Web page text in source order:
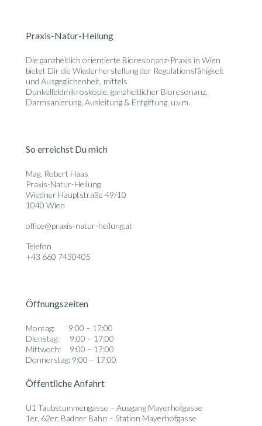
Praxis-Natur-Heilung
Die ganzheitlich orientierte Bioresonanz-Praxis in Wien
bietet Dir die Wiederherstellung der Regulationsfähigkeit
und Ausgeglichenheit, mittels
Dunkelfeldmikroskopie, ganzheitlicher Bioresonanz,
Darmsanierung, Ausleitung & Entgiftung, u.v.m.
So erreichst Du mich
Mag. Robert Haas
Praxis-Natur-Heilung
Wiedner Hauptstraße 49/10
1040 Wien
office@praxis-natur-heilung.at
Telefon
+43 660 7430405
Öffnungszeiten
Montag: 9:00 – 17:00
Dienstag: 9:00 – 17:00
Mittwoch: 9:00 – 17:00
Donnerstag: 9:00 – 17:00
Öffentliche Anfahrt
U1 Taubstummengasse – Ausgang Mayerhofgasse
1er, 62er, Badner Bahn – Station Mayerhofgasse